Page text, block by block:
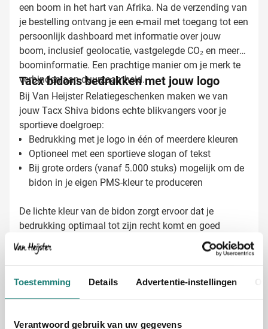
Toestemming Details Advertentie-instellingen
Verantwoord gebruik van uw gegevens
een boom in het hart van Afrika. Na de verzending van
je bestelling ontvang je een e-mail met toegang tot een
persoonlijk dashboard met informatie over jouw
boom, inclusief geolocatie, vastgelegde CO₂ en meer
boominformatie. Een prachtige manier om je merk te
verbinden aan duurzaamheid.
Tacx bidons bedrukken met jouw logo
Bij Van Heijster Relatiegeschenken maken we van
jouw Tacx Shiva bidons echte blikvangers voor je
sportieve doelgroep:
Bedrukking met je logo in één of meerdere kleuren
Optioneel met een sportieve slogan of tekst
Bij grote orders (vanaf 5.000 stuks) mogelijk om de
bidon in je eigen PMS-kleur te produceren
De lichte kleur van de bidon zorgt ervoor dat je
bedrukking optimaal tot zijn recht komt en goed
zichtbaar blijft, zelfs tijdens intensief gebruik.
bidon
Wil je zien hoe jouw logo eruitziet op de Tacx Shiva